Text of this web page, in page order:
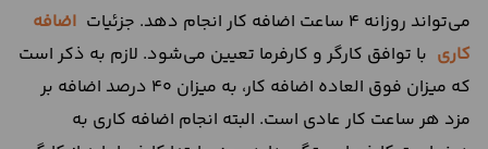
می‌تواند روزانه 4 ساعت اضافه کار انجام دهد. جزئیات
اضافه
کاری با توافق کارگر و کارفرما تعیین می‌شود. لازم به ذکر است
که میزان فوق العاده اضافه کار، به میزان 40 درصد اضافه بر
مزد هر ساعت کار عادی است. البته انجام اضافه کاری به